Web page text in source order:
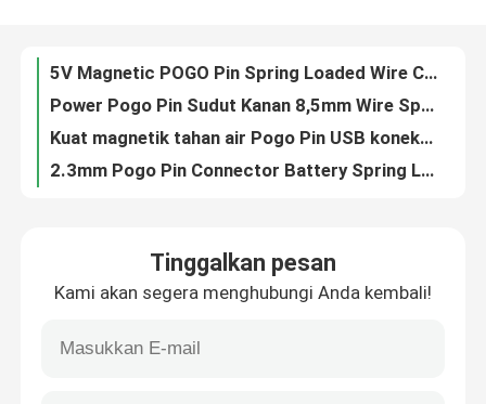
Hubungi kami
Berita
4 Pin Dual Row Male Spring Loaded Header Pins Straight Dip
2.54mm Wanita POGO Pin Konektor 3 Pin 2.5mm Pitch SMT Pria 1A
Power Wire POGO Pin Connector Listrik Magnetic 5 Pin Pogo Connector 8.5mm
Konektor Spring Loaded Pogo Pins Pitch 2.0 2.2MM Pria Wanita
5p 12p Spring Test Probe Pogo Pin On Connector Plating Emas Kuningan Pogo Pin 15mm
Tinggalkan pesan
Kami akan segera menghubungi Anda kembali!